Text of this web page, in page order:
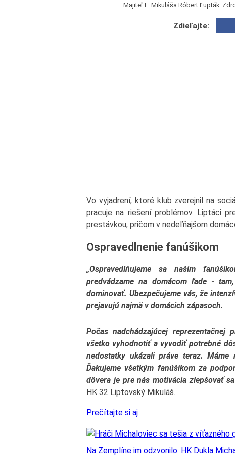
Majiteľ L. Mikuláša Róbert Ľupták.
Zdieľajte:
Vo vyjadrení, ktoré klub zverejnil na
pracuje na riešení problémov. Liptáci
prestávkou, pričom v nedeľňajšom
Ospravedlnenie fanúšikom
„Ospravedlňujeme sa našim
predvádzame na domácom ľade -
dominovať. Ubezpečujeme vás, že
prejavujú najmä v domácich zápasoch.
Počas nadchádzajúcej
všetko vyhodnotiť a vyvodiť potrebné
nedostatky ukázali práve teraz.
Ďakujeme všetkým fanúšikom za
dôvera je pre nás motivácia zlepšovať sa
HK 32 Liptovský Mikuláš.
Prečítajte si aj
Na Zemplíne im odzvonilo: HK Dukla